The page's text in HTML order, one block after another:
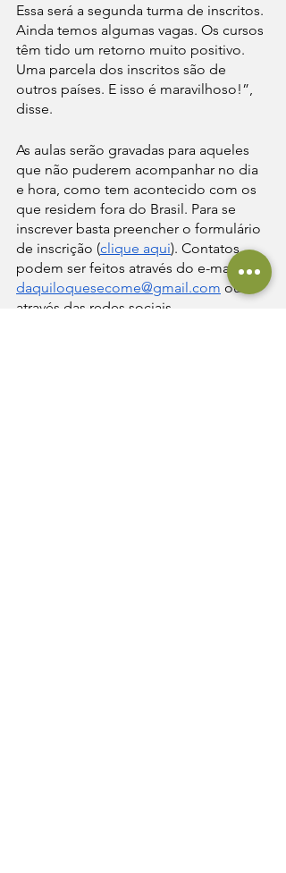
Essa será a segunda turma de inscritos.
Ainda temos algumas vagas. Os cursos
têm tido um retorno muito positivo.
Uma parcela dos inscritos são de
outros países. E isso é maravilhoso!”,
disse.
As aulas serão gravadas para aqueles
que não puderem acompanhar no dia
e hora, como tem acontecido com os
que residem fora do Brasil. Para se
inscrever basta preencher o formulário
de inscrição (clique aqui). Contatos
podem ser feitos através do e-mail
daquiloquesecome@gmail.com ou
através das redes sociais